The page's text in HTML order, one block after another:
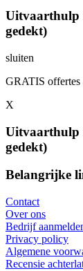
Uitvaarthulp
gedekt)
sluiten
GRATIS offertes
X
Uitvaarthulp
gedekt)
Belangrijke
Contact
Over ons
Bedrijf
Privacy policy
Algemene
Recensie